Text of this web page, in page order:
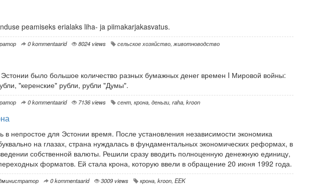
peamiseks erialaks liha- ja piimakarjakasvatus.
0 kommentaarid 8024 views сельское хозяйство,животноводство
Эстонии было большое количество разных бумажных денег времен I Мировой войны:
"керенские" рубли, рубли "Думы".
0 kommentaarid 7136 views сент, крона, деньги, raha, kroon
в непростое для Эстонии время. После установления независимости экономика
на глазах, страна нуждалась в фундаментальных экономических реформах, в
собственной валюты. Решили сразу вводить полноценную денежную единицу,
форматов. Ей стала крона, которую ввели в обращение 20 июня 1992 года.
0 kommentaarid 3009 views крона, kroon, EEK